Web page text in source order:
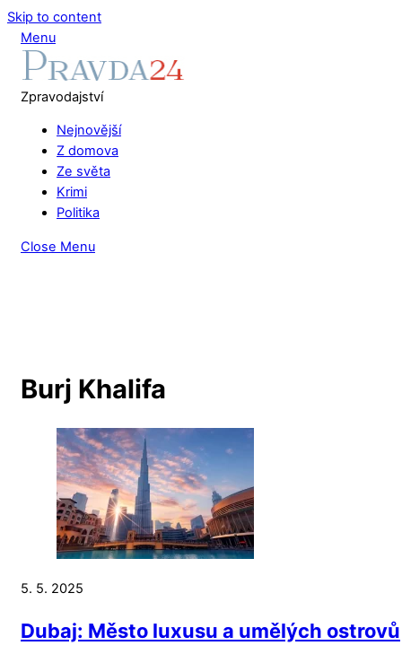
Skip to content
Menu
Zpravodajství
Nejnovější
Z domova
Ze světa
Krimi
Politika
Close Menu
Burj Khalifa
5. 5. 2025
Dubaj: Město luxusu a umělých ostrovů